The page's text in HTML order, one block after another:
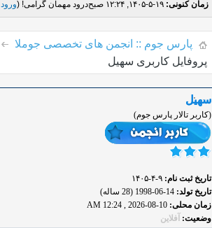
زمان کنونی: ۱۹-۵-۱۴۰۵, ۱۲:۲۴ صبح درود مهمان گرامی! (ورود
پارس جوم :: انجمن های تخصصی جوملا
پروفایل کاربری سهیل
سهیل
(کاربر تالار پارس جوم)
تاریخ ثبت نام: ۹-۴-۱۴۰۵
تاریخ تولد: 14-06-1998 (28 ساله)
زمان محلی: 10-08-2026 , 12:24 AM
وضعیت: آفلاین